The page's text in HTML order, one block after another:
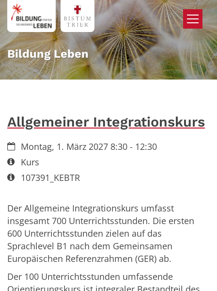
Zum Inhalt springen
Bildung Leben
Allgemeiner Integrationskurs
Datum:Montag, 1. März 2027 8:30 - 12:30
Art bzw. Nummer:
Kurs
Art bzw. Nummer:
107391_KEBTR
Der Allgemeine Integrationskurs umfasst
insgesamt 700 Unterrichtsstunden. Die ersten
600 Unterrichtsstunden zielen auf das
Sprachlevel B1 nach dem Gemeinsamen
Europäischen Referenzrahmen (GER) ab.
Der 100 Unterrichtsstunden umfassende